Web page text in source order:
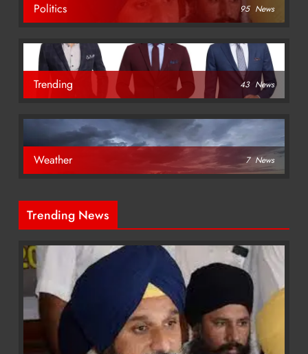
Politics 95 News
Trending 43 News
Weather 7 News
Trending News